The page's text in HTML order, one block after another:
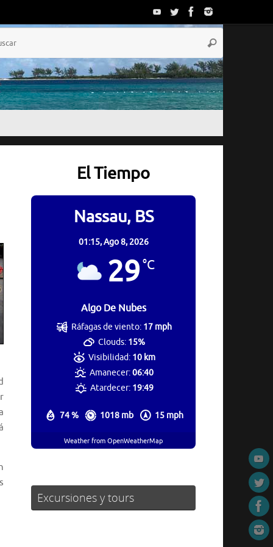
Buscar
El Tiempo
Nassau, BS
01:15,Ago 8, 2026
29°C
Algo De Nubes
74 % 1018 mb 15 mph
Ráfagas de viento: 17 mph
Clouds: 15%
Visibilidad: 10 km
Amanecer:06:40
Atardecer: 19:49
Weather from OpenWeatherMap
Excursiones y tours